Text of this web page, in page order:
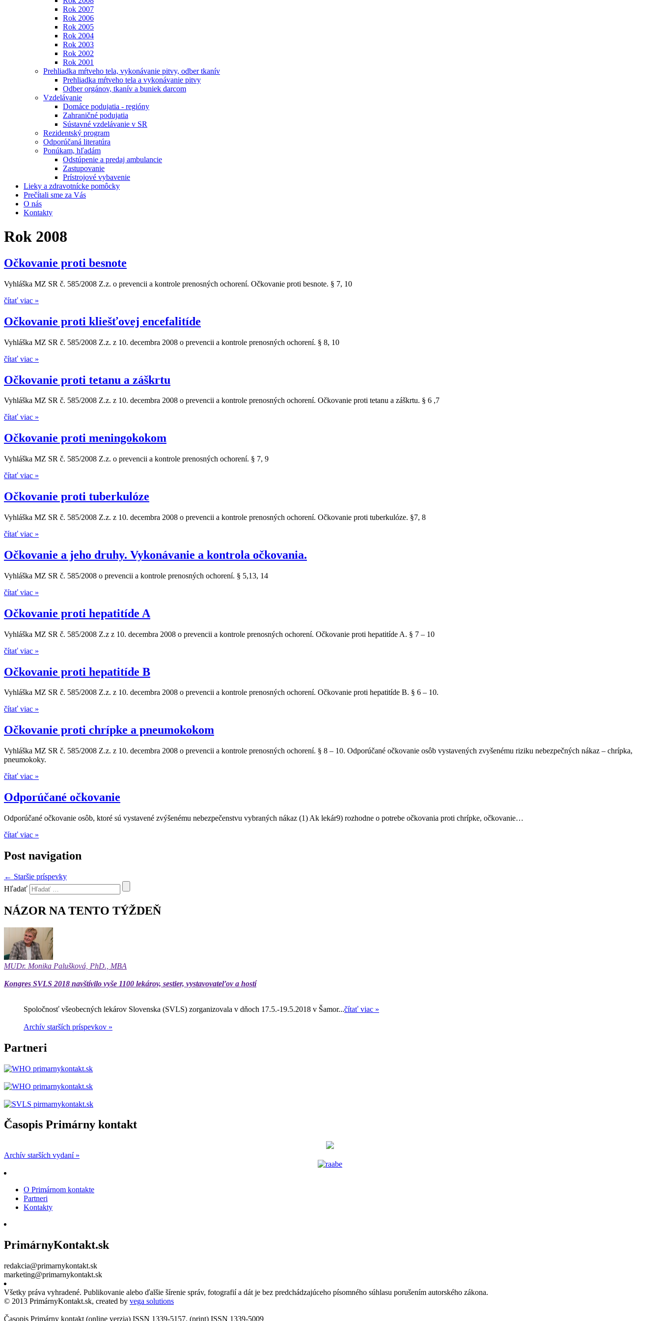
Rok 2007
Rok 2006
Rok 2005
Rok 2004
Rok 2003
Rok 2002
Rok 2001
Prehliadka mŕtveho tela, vykonávanie pitvy, odber tkanív
Prehliadka mŕtveho tela a vykonávanie pitvy
Odber orgánov, tkanív a buniek darcom
Vzdelávanie
Domáce podujatia - regióny
Zahraničné podujatia
Sústavné vzdelávanie v SR
Rezidentský program
Odporúčaná literatúra
Ponúkam, hľadám
Odstúpenie a predaj ambulancie
Zastupovanie
Prístrojové vybavenie
Lieky a zdravotnícke pomôcky
Prečítali sme za Vás
O nás
Kontakty
Rok 2008
Očkovanie proti besnote
Vyhláška MZ SR č. 585/2008 Z.z. o prevencii a kontrole prenosných ochorení. Očkovanie proti besnote. § 7, 10
čítať viac »
Očkovanie proti kliešťovej encefalitíde
Vyhláška MZ SR č. 585/2008 Z.z. z 10. decembra 2008 o prevencii a kontrole prenosných ochorení. § 8, 10
čítať viac »
Očkovanie proti tetanu a záškrtu
Vyhláška MZ SR č. 585/2008 Z.z. z 10. decembra 2008 o prevencii a kontrole prenosných ochorení. Očkovanie proti tetanu a záškrtu. § 6 ,7
čítať viac »
Očkovanie proti meningokokom
Vyhláška MZ SR č. 585/2008 Z.z. o prevencii a kontrole prenosných ochorení. § 7, 9
čítať viac »
Očkovanie proti tuberkulóze
Vyhláška MZ SR č. 585/2008 Z.z. z 10. decembra 2008 o prevencii a kontrole prenosných ochorení. Očkovanie proti tuberkulóze. §7, 8
čítať viac »
Očkovanie a jeho druhy. Vykonávanie a kontrola očkovania.
Vyhláška MZ SR č. 585/2008 o prevencii a kontrole prenosných ochorení. § 5,13, 14
čítať viac »
Očkovanie proti hepatitíde A
Vyhláška MZ SR č. 585/2008 Z.z z 10. decembra 2008 o prevencii a kontrole prenosných ochorení. Očkovanie proti hepatitíde A. § 7 – 10
čítať viac »
Očkovanie proti hepatitíde B
Vyhláška MZ SR č. 585/2008 Z.z. z 10. decembra 2008 o prevencii a kontrole prenosných ochorení. Očkovanie proti hepatitíde B. § 6 – 10.
čítať viac »
Očkovanie proti chrípke a pneumokokom
Vyhláška MZ SR č. 585/2008 Z.z. z 10. decembra 2008 o prevencii a kontrole prenosných ochorení. § 8 – 10. Odporúčané očkovanie osôb vystavených zvyšenému riziku nebezpečných nákaz – chrípka,
pneumokoky.
čítať viac »
Odporúčané očkovanie
Odporúčané očkovanie osôb, ktoré sú vystavené zvýšenému nebezpečenstvu vybraných nákaz (1) Ak lekár9) rozhodne o potrebe očkovania proti chrípke, očkovanie…
čítať viac »
Post navigation
← Staršie príspevky
Hľadať
NÁZOR NA TENTO TÝŽDEŇ
MUDr. Monika Palušková, PhD., MBA
Kongres SVLS 2018 navštívilo vyše 1100 lekárov, sestier, vystavovateľov a hostí
Spoločnosť všeobecných lekárov Slovenska (SVLS) zorganizovala v dňoch 17.5.-19.5.2018 v Šamor...čítať viac »
Archív starších príspevkov »
Partneri
Časopis Primárny kontakt
Archív starších vydaní »
O Primárnom kontakte
Partneri
Kontakty
PrimárnyKontakt.sk
redakcia@primarnykontakt.sk
marketing@primarnykontakt.sk
Všetky práva vyhradené. Publikovanie alebo ďalšie šírenie správ, fotografií a dát je bez predchádzajúceho písomného súhlasu porušením autorského zákona.
© 2013 PrimárnyKontakt.sk, created by vega solutions
Časopis Primárny kontakt (online verzia) ISSN 1339-5157, (print) ISSN 1339-5009